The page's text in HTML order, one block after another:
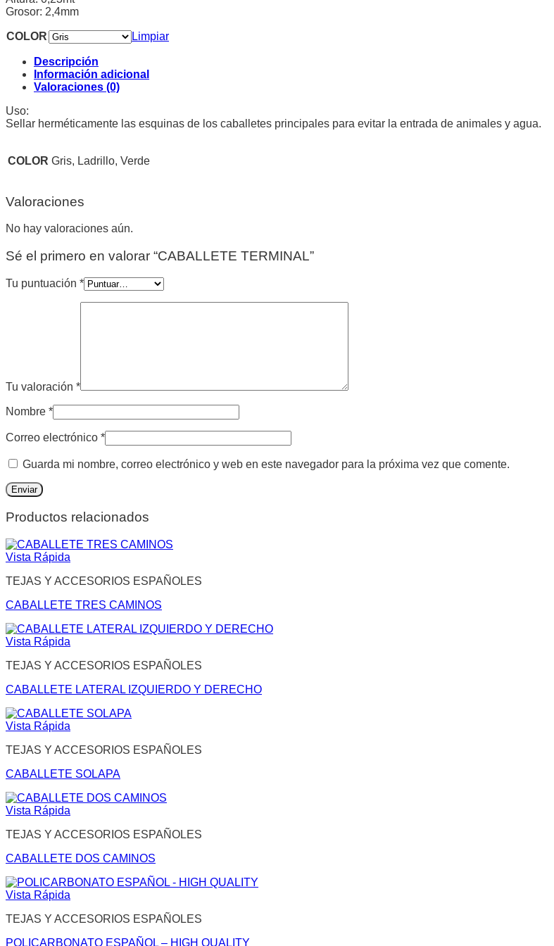
Grosor: 2,4mm
COLOR Limpiar
Descripción
Información adicional
Valoraciones (0)
Uso:
Sellar herméticamente las esquinas de los caballetes principales para evitar la entrada de animales y agua.
COLOR Gris, Ladrillo, Verde
Valoraciones
No hay valoraciones aún.
Sé el primero en valorar “CABALLETE TERMINAL”
Tu puntuación *
Tu valoración *
Nombre *
Correo electrónico *
Guarda mi nombre, correo electrónico y web en este navegador para la próxima vez que comente.
Productos relacionados
Vista Rápida
TEJAS Y ACCESORIOS ESPAÑOLES
CABALLETE TRES CAMINOS
Vista Rápida
TEJAS Y ACCESORIOS ESPAÑOLES
CABALLETE LATERAL IZQUIERDO Y DERECHO
Vista Rápida
TEJAS Y ACCESORIOS ESPAÑOLES
CABALLETE SOLAPA
Vista Rápida
TEJAS Y ACCESORIOS ESPAÑOLES
CABALLETE DOS CAMINOS
Vista Rápida
TEJAS Y ACCESORIOS ESPAÑOLES
POLICARBONATO ESPAÑOL – HIGH QUALITY